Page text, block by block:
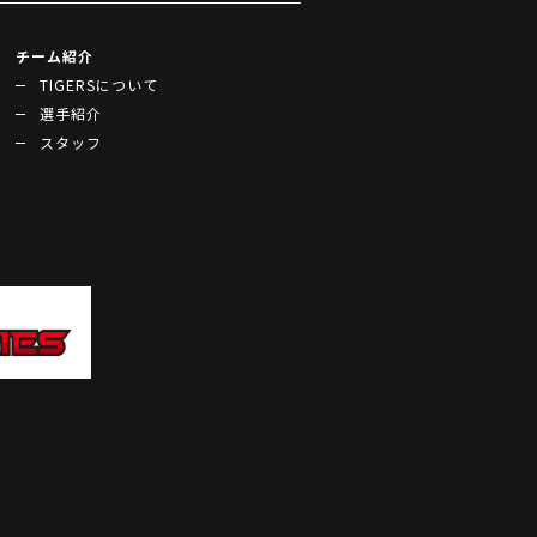
チーム紹介
TIGERSについて
選手紹介
スタッフ